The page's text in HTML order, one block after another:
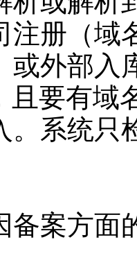
注册（域
或外部入
且要有域
。系统只
备案方面